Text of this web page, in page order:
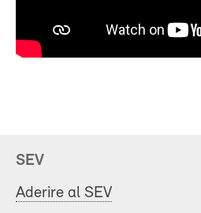
SEV
Aderire al SEV